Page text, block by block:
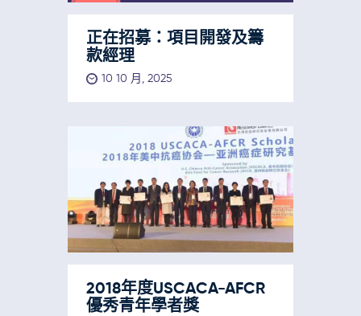
正在招募：項目開發及籌
款經理
10 10 月, 2025
2018年度USCACA-AFCR
優秀青年學者獎